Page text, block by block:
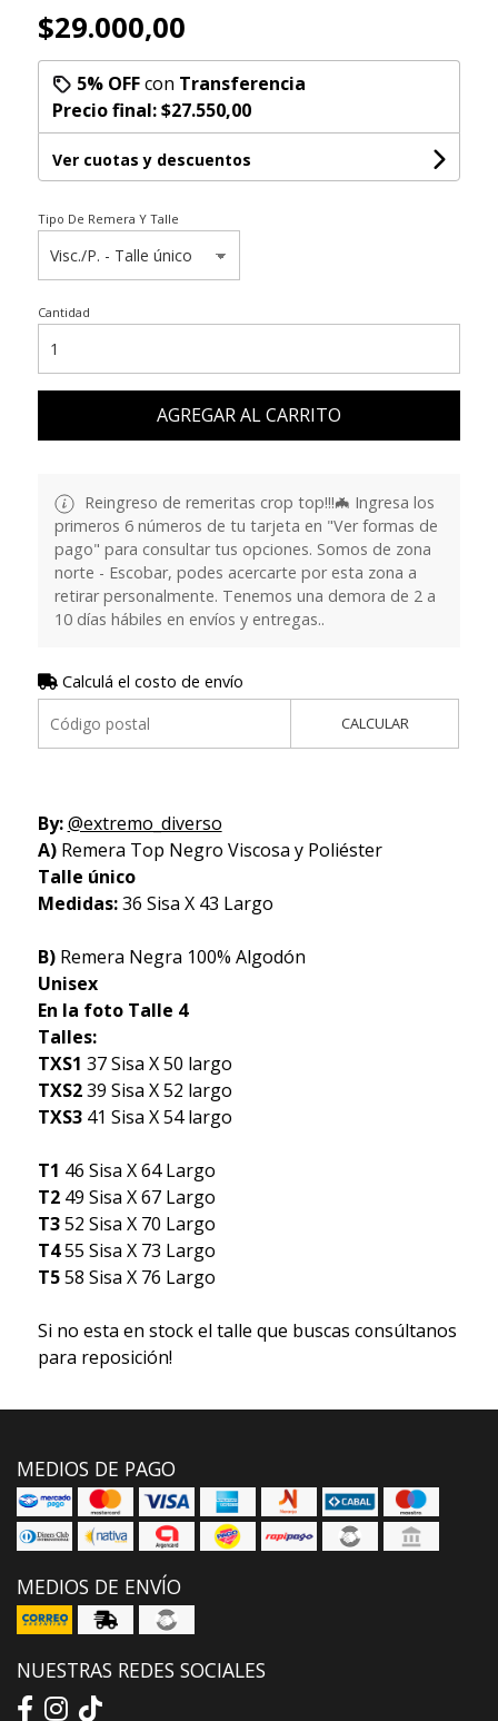
$29.000,00
5% OFFcon Transferencia
Precio final:$27.550,00
Ver cuotas y descuentos
Tipo De Remera Y Talle
Cantidad
AGREGAR AL CARRITO
Reingreso de remeritas crop top!!!🦇 Ingresa los
primeros 6 números de tu tarjeta en "Ver formas de
pago" para consultar tus opciones. Somos de zona
norte - Escobar, podes acercarte por esta zona a
retirar personalmente. Tenemos una demora de 2 a
10 días hábiles en envíos y entregas..
Calculá el costo de envío
CALCULAR
By: @extremo_diverso
A)Remera Top Negro Viscosa y Poliéster
Talle único
Medidas:36 Sisa X 43 Largo
B)Remera Negra 100% Algodón
Unisex
En la foto Talle 4
Talles:
TXS1 37 Sisa X 50 largo
TXS239 Sisa X 52 largo
TXS341 Sisa X 54 largo
T1 46 Sisa X 64 Largo
T249 Sisa X 67 Largo
T352 Sisa X 70 Largo
T455 Sisa X 73 Largo
T558 Sisa X 76 Largo
Si no esta en stock el talle que buscas consúltanos
para reposición!
MEDIOS DE PAGO
MEDIOS DE ENVÍO
NUESTRAS REDES SOCIALES